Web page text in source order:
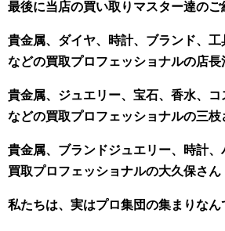
最後に当店の買い取りマスター達のご
貴金属、ダイヤ、時計、ブランド、
などの買取プロフェッショナルの店長
貴金属、ジュエリー、宝石、香水、
などの買取プロフェッショナルの三枝
貴金属、ブランドジュエリー、時計
買取プロフェッショナルの大久保さん
私たちは、実はプロ集団の集まりなん